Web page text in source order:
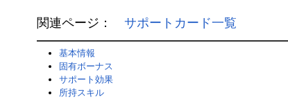
関連ページ： サポートカード一覧
基本情報
固有ボーナス
サポート効果
所持スキル